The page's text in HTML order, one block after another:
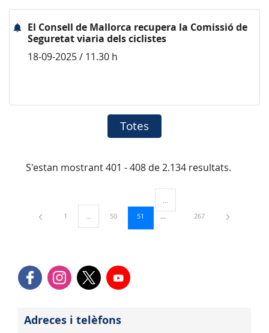
El Consell de Mallorca recupera la Comissió de
Seguretat viaria dels ciclistes
18-09-2025 / 11.30 h
Totes
S'estan mostrant 401 - 408 de 2.134 resultats.
Pàgina
1 ...Pàgines intermèdies Utilitzeu TAB per navegar.
Pàgina
50 Pàgina
51
Pàgines intermèdies Utilitzeu
Pàgina
267
Adreces i telèfons